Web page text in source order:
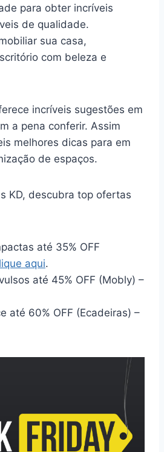
para obter incríveis
de qualidade.
sua casa,
com beleza e
incríveis sugestões em
a pena conferir. Assim
melhores dicas para em
de espaços.
KD, descubra top ofertas
até 35% OFF
aqui.
até 45% OFF (Mobly) –
até 60% OFF (Ecadeiras) –